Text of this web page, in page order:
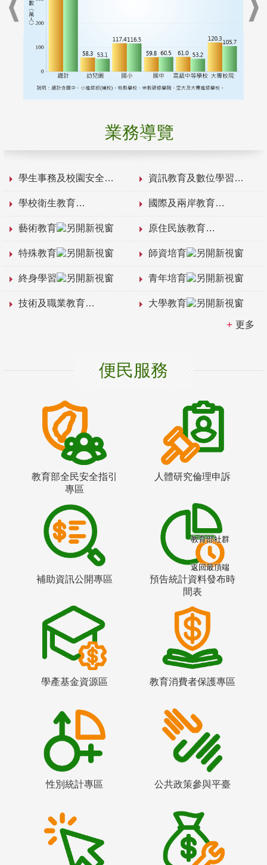
業務導覽
學生事務及校園安全 資訊教育及數位學習
學校衛生教育 國際及兩岸教育
藝術教育 原住民族教育
特殊教育 師資培育
終身學習 青年培育
技術及職業教育 大學教育
更多
便民服務
教育部全民安全指引
專區
人體研究倫理申訴
補助資訊公開專區
預告統計資料發布時
間表
學產基金資源區 教育消費者保護專區
性別統計專區 公共政策參與平臺
教育部社群
返回最頂端